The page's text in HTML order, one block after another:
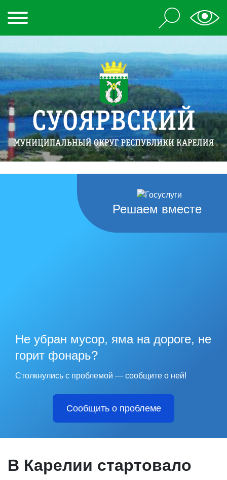
Решаем вместе
Не убран мусор, яма на дороге, не
горит фонарь?
Столкнулись с проблемой — сообщите о ней!
Сообщить о проблеме
В Карелии стартовало